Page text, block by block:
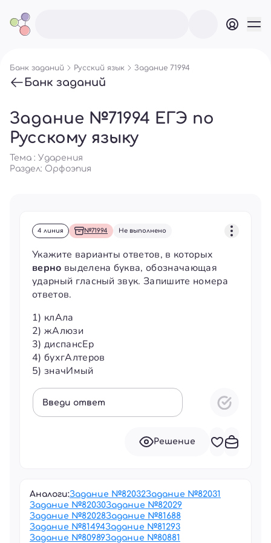
Банк заданий Русский язык Задание 71994
Банк заданий
Задание №71994 ЕГЭ по
Русскому языку
Тема : Ударения
Раздел: Орфоэпия
4 линия №71994 Не выполнено
Укажите варианты ответов, в которых
верно выделена буква, обозначающая
ударный гласный звук. Запишите номера
ответов.
1) клАла
2) жАлюзи
3) диспансЕр
4) бухгАлтеров
5) значИмый
Введи ответ
Решение
Аналоги:Задание №82032Задание №82031
Задание №82030Задание №82029
Задание №82028Задание №81688
Задание №81494Задание №81293
Задание №80989Задание №80881